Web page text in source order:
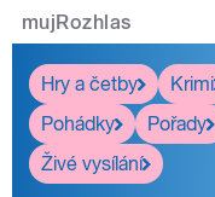
mujRozhlas
Hry a četby
Krimi
Pohádky
Pořady
Živé vysílání